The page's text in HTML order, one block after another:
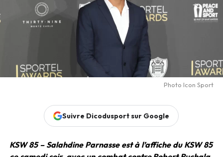
Photo Icon Sport
Suivre Dicodusport sur Google
KSW 85 – Salahdine Parnasse est à l’affiche du KSW 85